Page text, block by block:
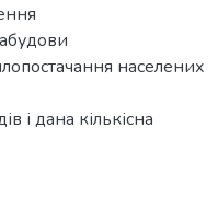
населених
і дана кількісна